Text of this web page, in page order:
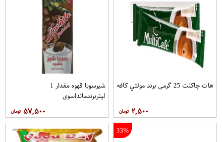
هات چاکلت 25 گرمی برند مولتي کافه
۲,۵۰۰
شیرسویا قهوه مقدار 1
لیتربرندمانداسوی
۵۷,۵۰۰
33%